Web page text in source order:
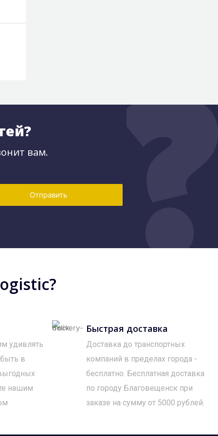
вам.
Отправить
удивлять
в
нашим
Быстрая доставка
Доставка до транспортных
компаний в пределах города -
бесплатно. Бесплатная доставка
по городу Благовещенск при
заказе на сумму от 5000 рублей.